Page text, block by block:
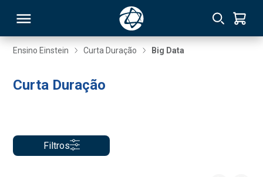
Ensino Einstein Curta Duração Big Data
Curta Duração
Filtros